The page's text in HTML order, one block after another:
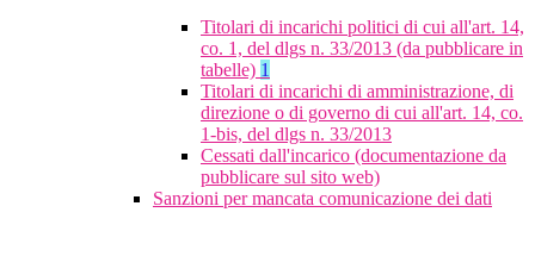
Titolari di incarichi politici di cui all'art. 14,
co. 1, del dlgs n. 33/2013 (da pubblicare in
tabelle) 1
Titolari di incarichi di amministrazione, di
direzione o di governo di cui all'art. 14, co.
1-bis, del dlgs n. 33/2013
Cessati dall'incarico (documentazione da
pubblicare sul sito web)
Sanzioni per mancata comunicazione dei dati